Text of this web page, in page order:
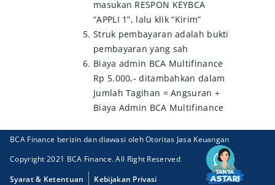
masukan RESPON KEYBCA
“APPLI 1”, lalu klik “Kirim”
Struk pembayaran adalah bukti
pembayaran yang sah
Biaya admin BCA Multifinance
Rp 5.000,- ditambahkan dalam
Jumlah Tagihan = Angsuran +
Biaya Admin BCA Multifinance
BCA Finance berizin dan diawasi oleh Otoritas Jasa Keuangan
Copyright 2021 BCA Finance. All Right Reserved
Syarat & Ketentuan
Kebijakan Privasi